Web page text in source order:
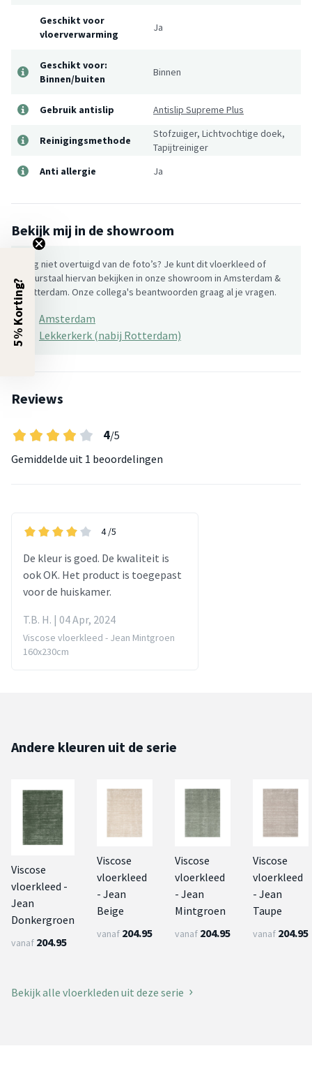
Geschikt voor
vloerverwarming
Ja
Geschikt voor:
Binnen/buiten
Binnen
Gebruik antislip Antislip Supreme Plus
Reinigingsmethode
Stofzuiger, Lichtvochtige doek,
Tapijtreiniger
Anti allergie
Ja
Bekijk mij in de showroom
Nog niet overtuigd van de foto’s? Je kunt dit vloerkleed of
kleurstaal hiervan bekijken in onze showroom in Amsterdam &
Rotterdam. Onze collega's beantwoorden graag al je vragen.
Amsterdam
Lekkerkerk (nabij Rotterdam)
Reviews
4/5
Gemiddelde uit 1 beoordelingen
4 /5
De kleur is goed. De kwaliteit is
ook OK. Het product is toegepast
voor de huiskamer.
T.B. H. | 04 Apr, 2024
Viscose vloerkleed - Jean Mintgroen
160x230cm
Andere kleuren uit de serie
Viscose
vloerkleed -
Jean
Donkergroen
vanaf 204.95
Viscose
vloerkleed
- Jean
Beige
vanaf 204.95
Viscose
vloerkleed
- Jean
Mintgroen
vanaf 204.95
Viscose
vloerkleed
- Jean
Taupe
vanaf 204.95
Bekijk alle vloerkleden uit deze serie
5% Korting?